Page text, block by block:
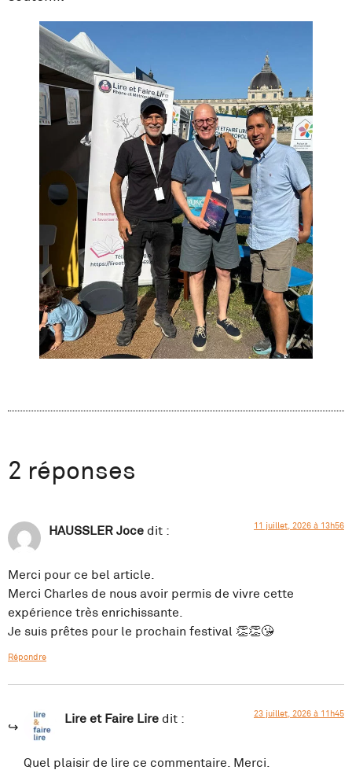
2 réponses
HAUSSLER Joce dit : 11 juillet, 2026 à 13h56
Merci pour ce bel article.
Merci Charles de nous avoir permis de vivre cette
expérience très enrichissante.
Je suis prêtes pour le prochain festival 👏👏😘
Répondre
Lire et Faire Lire dit : 23 juillet, 2026 à 11h45
Quel plaisir de lire ce commentaire. Merci.